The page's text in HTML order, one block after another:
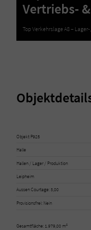
Vertriebs-
Top Verkehrslage A8 –
Objekt P925
Halle
Hallen / Lager / Produktion
Leipheim
Aussen Courtage: 3,00
Provisionsfrei: Nein
Gesamtfläche: 1.979,00 m²